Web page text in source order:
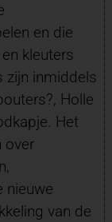
en die
kleuters
zijn inmiddels
Holle
Het
over
nieuwe
van de